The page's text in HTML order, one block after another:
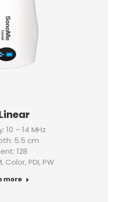
10 – 14 MHz
5.5 cm
128
Color, PDI, PW
more